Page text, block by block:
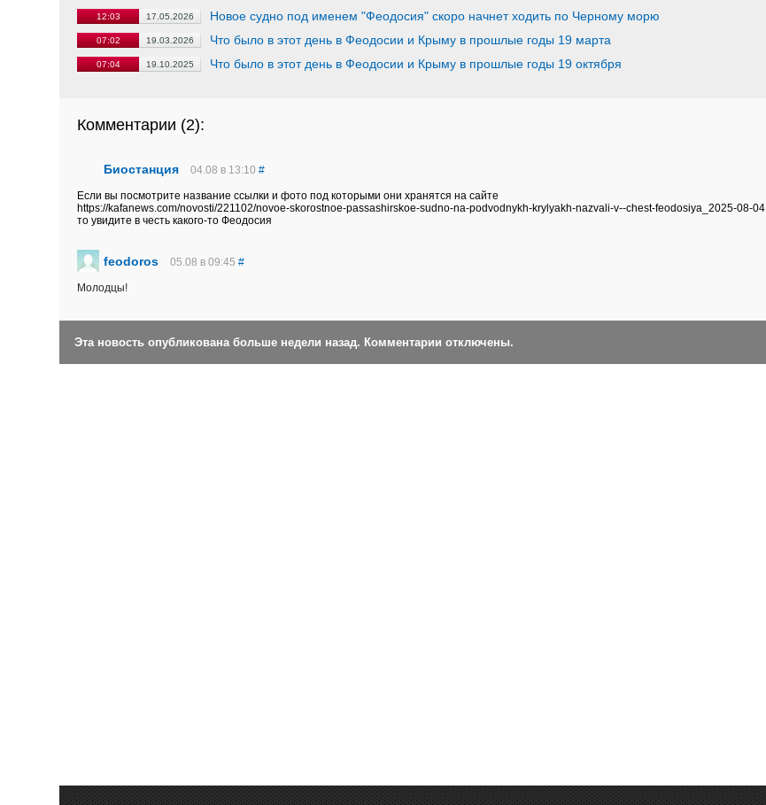
12:03 17.05.2026 Новое судно под именем "Феодосия" скоро начнет ходить по Черному морю
07:02 19.03.2026 Что было в этот день в Феодосии и Крыму в прошлые годы 19 марта
07:04 19.10.2025 Что было в этот день в Феодосии и Крыму в прошлые годы 19 октября
Комментарии (2):
Биостанция 04.08 в 13:10 #
Если вы посмотрите название ссылки и фото под которыми они хранятся на сайте
https://kafanews.com/novosti/221102/novoe-skorostnoe-passashirskoe-sudno-na-podvodnykh-krylyakh-nazvali-v--chest-feodosiya_2025-08-04
то увидите в честь какого-то Феодосия
feodoros 05.08 в 09:45 #
Молодцы!
Эта новость опубликована больше недели назад. Комментарии отключены.